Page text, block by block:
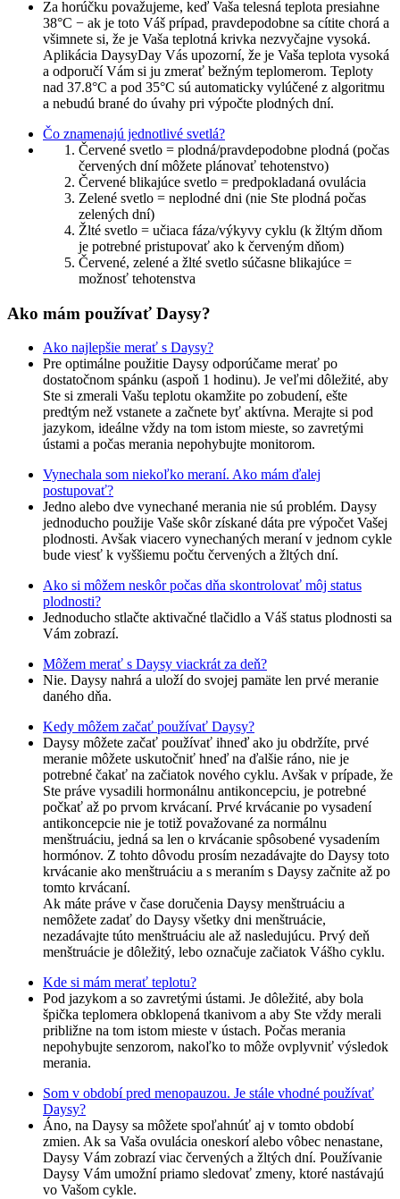
Za horúčku považujeme, keď Vaša telesná teplota presiahne
38°C − ak je toto Váš prípad, pravdepodobne sa cítite chorá a
všimnete si, že je Vaša teplotná krivka nezvyčajne vysoká.
Aplikácia DaysyDay Vás upozorní, že je Vaša teplota vysoká
a odporučí Vám si ju zmerať bežným teplomerom. Teploty
nad 37.8°C a pod 35°C sú automaticky vylúčené z algoritmu
a nebudú brané do úvahy pri výpočte plodných dní.
Čo znamenajú jednotlivé svetlá?
Červené svetlo = plodná/pravdepodobne plodná (počas
červených dní môžete plánovať tehotenstvo)
Červené blikajúce svetlo = predpokladaná ovulácia
Zelené svetlo = neplodné dni (nie Ste plodná počas
zelených dní)
Žlté svetlo = učiaca fáza/výkyvy cyklu (k žltým dňom
je potrebné pristupovať ako k červeným dňom)
Červené, zelené a žlté svetlo súčasne blikajúce =
možnosť tehotenstva
Ako mám používať Daysy?
Ako najlepšie merať s Daysy?
Pre optimálne použitie Daysy odporúčame merať po
dostatočnom spánku (aspoň 1 hodinu). Je veľmi dôležité, aby
Ste si zmerali Vašu teplotu okamžite po zobudení, ešte
predtým než vstanete a začnete byť aktívna. Merajte si pod
jazykom, ideálne vždy na tom istom mieste, so zavretými
ústami a počas merania nepohybujte monitorom.
Vynechala som niekoľko meraní. Ako mám ďalej
postupovať?
Jedno alebo dve vynechané merania nie sú problém. Daysy
jednoducho použije Vaše skôr získané dáta pre výpočet Vašej
plodnosti. Avšak viacero vynechaných meraní v jednom cykle
bude viesť k vyššiemu počtu červených a žltých dní.
Ako si môžem neskôr počas dňa skontrolovať môj status
plodnosti?
Jednoducho stlačte aktivačné tlačidlo a Váš status plodnosti sa
Vám zobrazí.
Môžem merať s Daysy viackrát za deň?
Nie. Daysy nahrá a uloží do svojej pamäte len prvé meranie
daného dňa.
Kedy môžem začať používať Daysy?
Daysy môžete začať používať ihneď ako ju obdržíte, prvé
meranie môžete uskutočniť hneď na ďalšie ráno, nie je
potrebné čakať na začiatok nového cyklu. Avšak v prípade, že
Ste práve vysadili hormonálnu antikoncepciu, je potrebné
počkať až po prvom krvácaní. Prvé krvácanie po vysadení
antikoncepcie nie je totiž považované za normálnu
menštruáciu, jedná sa len o krvácanie spôsobené vysadením
hormónov. Z tohto dôvodu prosím nezadávajte do Daysy toto
krvácanie ako menštruáciu a s meraním s Daysy začnite až po
tomto krvácaní.
Ak máte práve v čase doručenia Daysy menštruáciu a
nemôžete zadať do Daysy všetky dni menštruácie,
nezadávajte túto menštruáciu ale až nasledujúcu. Prvý deň
menštruácie je dôležitý, lebo označuje začiatok Vášho cyklu.
Kde si mám merať teplotu?
Pod jazykom a so zavretými ústami. Je dôležité, aby bola
špička teplomera obklopená tkanivom a aby Ste vždy merali
približne na tom istom mieste v ústach. Počas merania
nepohybujte senzorom, nakoľko to môže ovplyvniť výsledok
merania.
Som v období pred menopauzou. Je stále vhodné používať
Daysy?
Áno, na Daysy sa môžete spoľahnúť aj v tomto období
zmien. Ak sa Vaša ovulácia oneskorí alebo vôbec nenastane,
Daysy Vám zobrazí viac červených a žltých dní. Používanie
Daysy Vám umožní priamo sledovať zmeny, ktoré nastávajú
vo Vašom cykle.